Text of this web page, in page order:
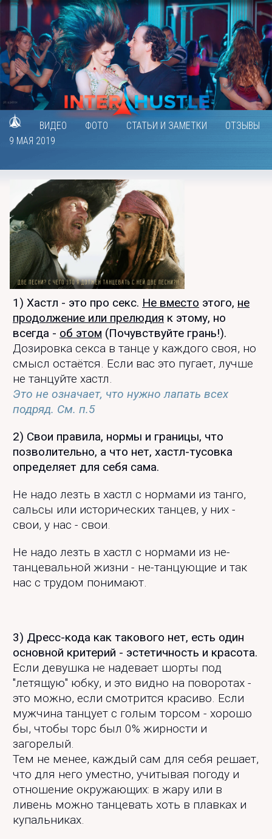
ВИДЕО ФОТО СТАТЬИ И ЗАМЕТКИ
ОТЗЫВЫ
9 МАЯ 2019
1) Хастл - это про секс. Не вместо этого, не
продолжение или прелюдия к этому, но
всегда - об этом (Почувствуйте грань!).
Дозировка секса в танце у каждого своя, но
смысл остаётся. Если вас это пугает, лучше
не танцуйте хастл.
Это не означает, что нужно лапать всех
подряд. См. п.5
2) Свои правила, нормы и границы, что
позволительно, а что нет, хастл-тусовка
определяет для себя сама.
Не надо лезть в хастл с нормами из танго,
сальсы или исторических танцев, у них -
свои, у нас - свои.
Не надо лезть в хастл с нормами из не-
танцевальной жизни - не-танцующие и так
нас с трудом понимают.
3) Дресс-кода как такового нет, есть один
основной критерий - эстетичность и красота.
Если девушка не надевает шорты под
"летящую" юбку, и это видно на поворотах -
это можно, если смотрится красиво. Если
мужчина танцует с голым торсом - хорошо
бы, чтобы торс был 0% жирности и
загорелый.
Тем не менее, каждый сам для себя решает,
что для него уместно, учитывая погоду и
отношение окружающих: в жару или в
ливень можно танцевать хоть в плавках и
купальниках.